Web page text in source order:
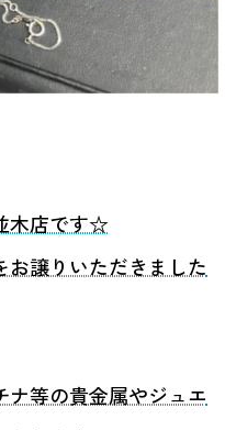
木店です☆
お譲りいただきました
等の貴金属やジュエ